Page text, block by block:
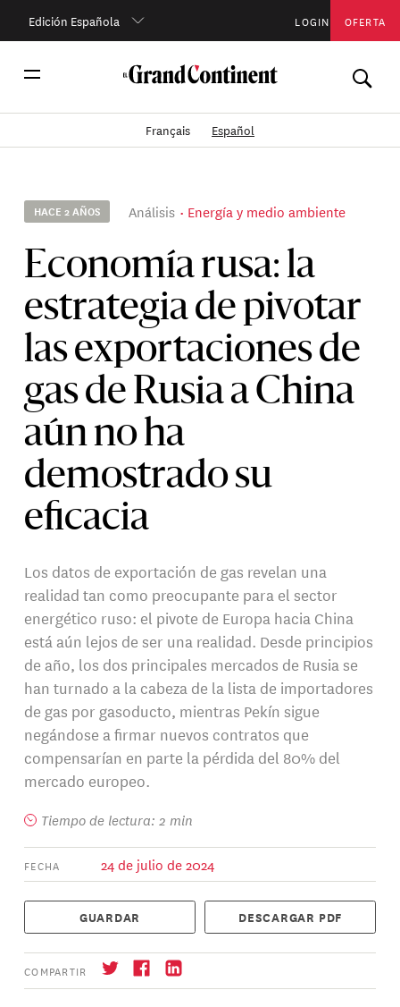
Edición Española LOGIN OFERTA
Français Español
HACE 2 AÑOS Análisis Energía y medio ambiente
Economía rusa: la
estrategia de pivotar
las exportaciones de
gas de Rusia a China
aún no ha
demostrado su
eficacia
Los datos de exportación de gas revelan una
realidad tan como preocupante para el sector
energético ruso: el pivote de Europa hacia China
está aún lejos de ser una realidad. Desde principios
de año, los dos principales mercados de Rusia se
han turnado a la cabeza de la lista de importadores
de gas por gasoducto, mientras Pekín sigue
negándose a firmar nuevos contratos que
compensarían en parte la pérdida del 80% del
mercado europeo.
Tiempo de lectura: 2 min
FECHA 24 de julio de 2024
GUARDAR DESCARGAR PDF
COMPARTIR